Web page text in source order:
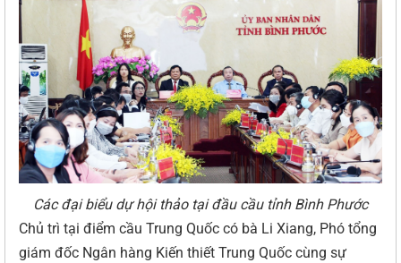
Các đại biểu dự hội thảo tại đầu cầu tỉnh Bình Phước
Chủ trì tại điểm cầu Trung Quốc có bà Li Xiang, Phó tổng
giám đốc Ngân hàng Kiến thiết Trung Quốc cùng sự